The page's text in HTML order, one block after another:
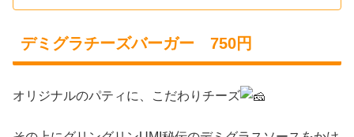
デミグラチーズバーガー 750円
オリジナルのパティに、こだわりチーズ